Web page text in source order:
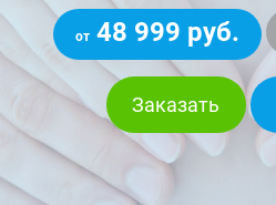
от 48 999 руб.
Заказать